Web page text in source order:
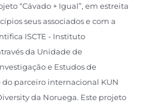
“Cávado + Igual”, em estreita
seus associados e com a
ISCTE - Instituto
da Unidade de
e Estudos de
do parceiro internacional KUN
da Noruega. Este projeto